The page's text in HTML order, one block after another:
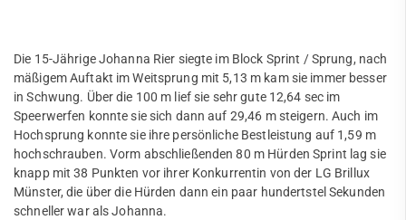
Die 15-Jährige Johanna Rier siegte im Block Sprint / Sprung, nach
mäßigem Auftakt im Weitsprung mit 5,13 m kam sie immer besser
in Schwung. Über die 100 m lief sie sehr gute 12,64 sec im
Speerwerfen konnte sie sich dann auf 29,46 m steigern. Auch im
Hochsprung konnte sie ihre persönliche Bestleistung auf 1,59 m
hochschrauben. Vorm abschließenden 80 m Hürden Sprint lag sie
knapp mit 38 Punkten vor ihrer Konkurrentin von der LG Brillux
Münster, die über die Hürden dann ein paar hundertstel Sekunden
schneller war als Johanna.
Karate
Kegeln
Leichtathletik
News
Trainingszeiten
Sportangebote
Abteilungen
Angebote mobile
Angebote SportWelt
mobile
Kinder & Jugendliche